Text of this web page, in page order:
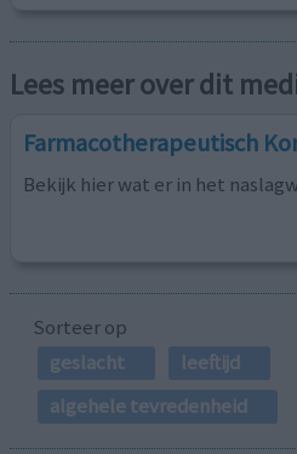
Lees meer over dit
Farmacotherapeutisch
Bekijk hier wat er in het
Sorteer op
geslacht
leeftijd
algehele tevredenheid